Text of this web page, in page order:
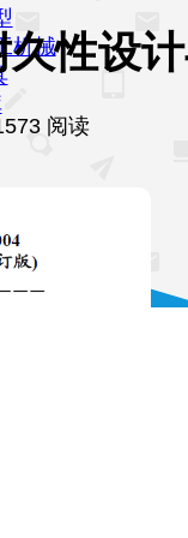
机械性设
阅读